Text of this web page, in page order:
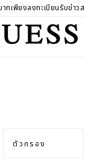
ทเพียงลงทะเบียนรับข่าว
ตัวกรอง